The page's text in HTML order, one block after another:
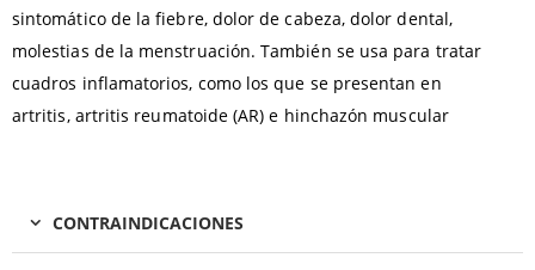
sintomático de la fiebre, dolor de cabeza, dolor dental,
molestias de la menstruación. También se usa para tratar
cuadros inflamatorios, como los que se presentan en
artritis, artritis reumatoide (AR) e hinchazón muscular
CONTRAINDICACIONES